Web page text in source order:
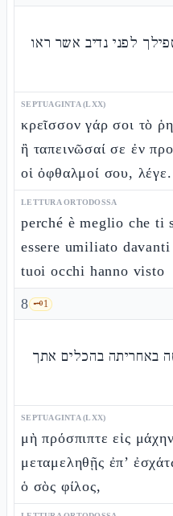
לפני נדיב אשר ראו
SEPTUAGINTA (LXX)
κρεῖσσον γάρ σοι τὸ
ἢ ταπεινῶσαί σε ἐν
οἱ ὀφθαλμοί σου, λέγε.
LETTURA ORTODOSSA
perché è meglio che ti
essere umiliato
tuoi occhi hanno visto
8 🗝️1
באחריתה בהכלים אתך
SEPTUAGINTA (LXX)
μὴ πρόσπιπτε εἰς
μεταμεληθῇς ἐπ’
ὁ σὸς φίλος,